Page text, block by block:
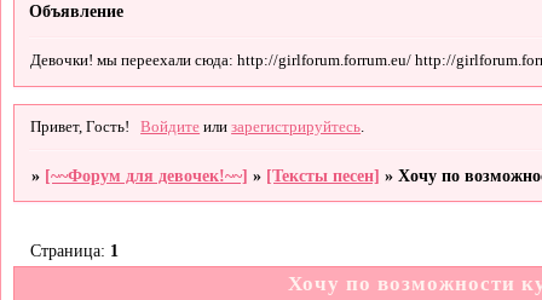
Объявление
Девочки! мы переехали сюда: http://girlforum.forrum.eu/ http://
Привет, Гость! Войдите илизарегистрируйтесь
» [~~Форум для девочек!~~] » [Тексты песен] »Хочу по
Хочу по возможности
Страница: 1